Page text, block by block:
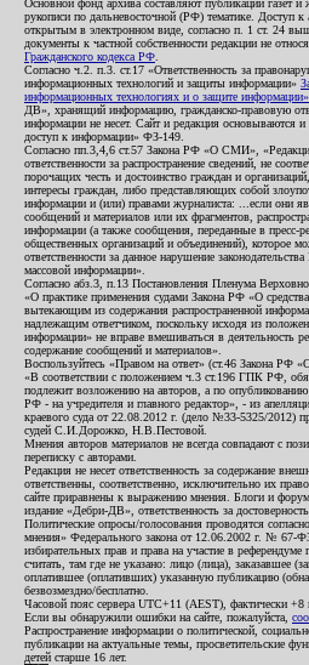
Основной фонд архива составляют публикации газет
рукописи по дальневосточной (РФ) тематике. Доступ
открытым в электронном виде, согласно п. 1 ст. 24
документы к частной собственности редакции не
Гражданского кодекса РФ
Согласно ч.2. п.3. ст.17 «Ответственность за
информационных технологий и защиты информации»
информационных технологиях и о защите
ДВ», хранящий информацию, гражданско-правовую
информации не несет. Сайт и редакция основываются
доступ к информации» ФЗ-149.
Согласно пп.3,4,6 ст.57 Закона РФ «О СМИ»,
ответственности за распространение сведений, не
порочащих честь и достоинство граждан и
интересы граждан, либо представляющих собой
информации и (или) правами журналиста: ...если они
сообщений и материалов или их фрагментов,
информации (а также сообщения, переданные в пресс-
общественных организаций и объединений), которое
ответственности за данное нарушение
массовой информации».
Согласно абз.3, п.13 Постановления Пленума
«О практике применения судами Закона РФ «О
вытекающим из содержания распространенной
надлежащим ответчиком, поскольку исходя из
информации» не вправе вмешиваться в деятельность
содержание сообщений и материалов».
Воспользуйтесь «Правом на ответ» (ст.46 Закона РФ
«В соответствии с положением ч.3 ст.196 ГПК РФ,
подлежит возложению на авторов, а по
РФ - на учредителя и главного редактор», - из
краевого суда от 22.08.2012 г. (дело №33-5325/2012)
судей С.И.Дорожко, Н.В.Пестовой.
Мнения авторов материалов не всегда совпадают с
переписку с авторами.
Редакция не несет ответственность за содержание
ответственны, соответственно, исключительно их
сайте приравнены к выражению мнения. Блоги и форум
издание «Дебри-ДВ», ответственность за
Политические опросы/голосования проводятся
мнения» Федерального закона от 12.06.2002 г. № 67-
избирательных прав и права на участие в
считать, там где не указано: лицо (лица), заказавшее
оплатившее (оплативших) указанную публикацию
безвозмездно/бесплатно.
Часовой пояс сервера UTC+11 (AEST), фактически +8
Если вы обнаружили ошибки на сайте, пожалуйста,
Распространение информации о политической,
публикации на актуальные темы, просветительские
детей старше 16 лет.